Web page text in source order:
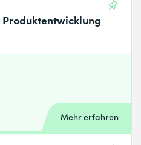
Mehr erfahren